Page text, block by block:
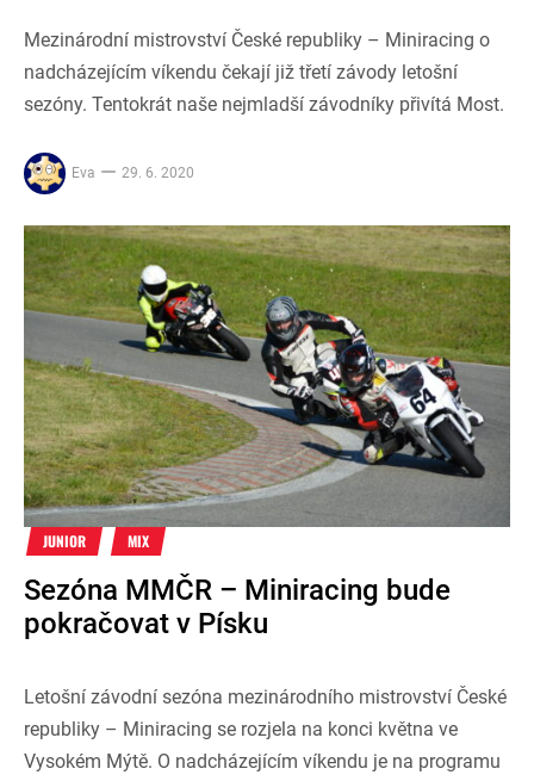
Mezinárodní mistrovství České republiky – Miniracing o
nadcházejícím víkendu čekají již třetí závody letošní
sezóny. Tentokrát naše nejmladší závodníky přivítá Most.
Eva 29. 6. 2020
JUNIOR MIX
Sezóna MMČR – Miniracing bude
pokračovat v Písku
Letošní závodní sezóna mezinárodního mistrovství České
republiky – Miniracing se rozjela na konci května ve
Vysokém Mýtě. O nadcházejícím víkendu je na programu